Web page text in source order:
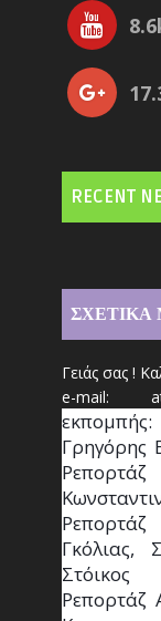
RECENT
Γειάς σας !
e-mail:
Γρηγόρης
Γκόλιας,
Στόικος
Ρεπορτάζ